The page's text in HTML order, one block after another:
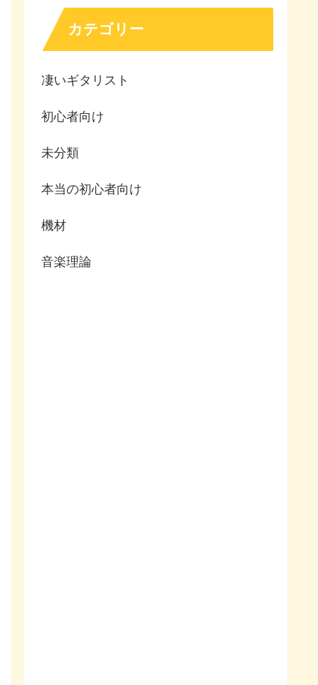
カテゴリー
凄いギタリスト
初心者向け
未分類
本当の初心者向け
機材
音楽理論